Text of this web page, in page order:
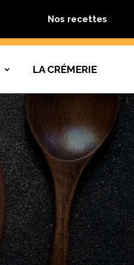
Nos recettes
LA CRÉMERIE